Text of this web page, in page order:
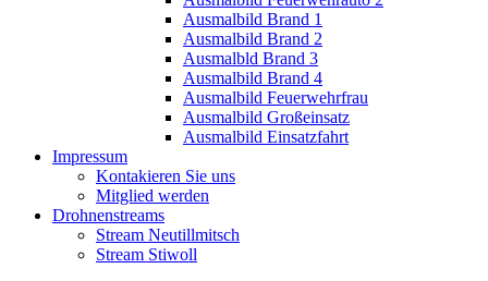
Ausmalbild Brand 1
Ausmalbild Brand 2
Ausmalbld Brand 3
Ausmalbild Brand 4
Ausmalbild Feuerwehrfrau
Ausmalbild Großeinsatz
Ausmalbild Einsatzfahrt
Impressum
Kontakieren Sie uns
Mitglied werden
Drohnenstreams
Stream Neutillmitsch
Stream Stiwoll